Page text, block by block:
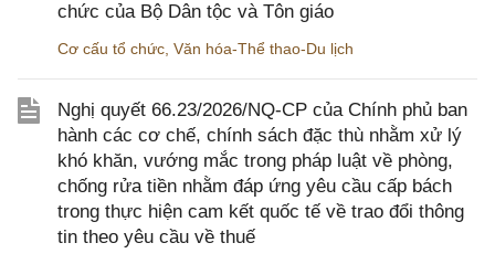
chức của Bộ Dân tộc và Tôn giáo
Cơ cấu tổ chức Văn hóa-Thể thao-Du lịch
Nghị quyết 66.23/2026/NQ-CP của Chính phủ ban
hành các cơ chế, chính sách đặc thù nhằm xử lý
khó khăn, vướng mắc trong pháp luật về phòng,
chống rửa tiền nhằm đáp ứng yêu cầu cấp bách
trong thực hiện cam kết quốc tế về trao đổi thông
tin theo yêu cầu về thuế